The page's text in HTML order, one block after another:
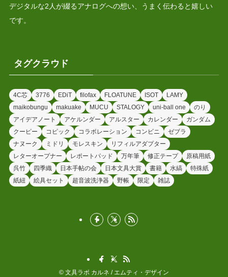
デジタルな2人が綴るアナログへの想い、うまく伝わると嬉しい
です。
タグクラウド
4C芯 3776 EDiT filofax FLOATUNE ISOT
LAMY
maikobungu
makuake MUCU STALOGY uni-ball one
のり
アイデアノート
アケルンダー アルスター カレンダー
ガンダム
クーピー
コピック コラボレーション コンビニ
ゼブラ
ナヌーク
ミドリ モレスキン
リフィルアダプター
レターオープナー
レポートパッド 万年筆 修正テープ
原稿用紙
呉竹
四季織 日本手帖の会 日本文具大賞 書籍 水縞
特殊紙
紙紐
絵具セット 超音波洗浄器 野帳 限定 雑誌
© 文具ラボ カルネ / エムティ・デザイン